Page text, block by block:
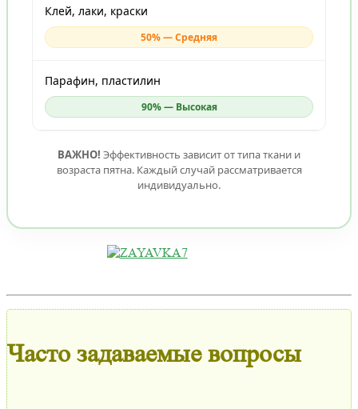
Клей, лаки, краски
50% — Средняя
Парафин, пластилин
90% — Высокая
ВАЖНО! Эффективность зависит от типа ткани и
возраста пятна. Каждый случай рассматривается
индивидуально.
Часто задаваемые вопросы